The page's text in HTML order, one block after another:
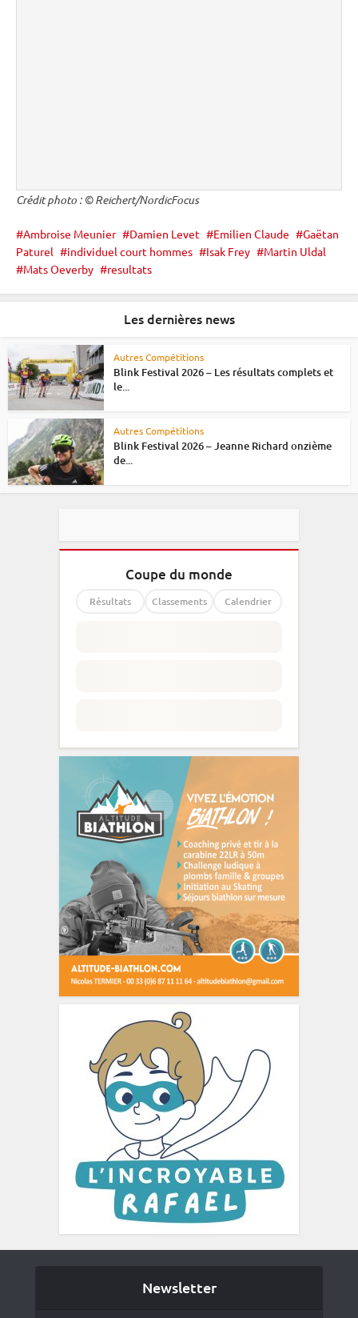
Crédit photo : © Reichert/NordicFocus
Ambroise Meunier Damien Levet Emilien Claude
Gaëtan
Paturel
individuel court hommes Isak Frey
Martin Uldal
Mats Oeverby
resultats
Les dernières news
Autres Compétitions
Blink Festival 2026 – Les résultats complets et
le...
Autres Compétitions
Blink Festival 2026 – Jeanne Richard onzième
de...
Coupe du monde
Résultats Classements Calendrier
Newsletter